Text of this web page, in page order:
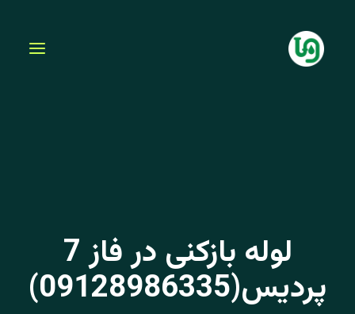
لوله بازکنی در فاز 7
پردیس(09128986335)